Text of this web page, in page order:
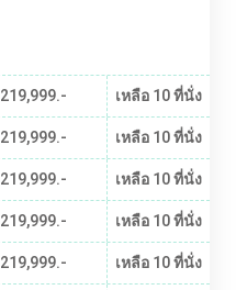
219,999.-
เหลือ 10 ที่นั่ง
219,999.-
เหลือ 10 ที่นั่ง
219,999.-
เหลือ 10 ที่นั่ง
219,999.-
เหลือ 10 ที่นั่ง
219,999.-
เหลือ 10 ที่นั่ง